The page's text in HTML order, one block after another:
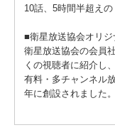
10話、5時間半超えの
■衛星放送協会オリ
衛星放送協会の会員
くの視聴者に紹介し、
有料・多チャンネル
年に創設されました。